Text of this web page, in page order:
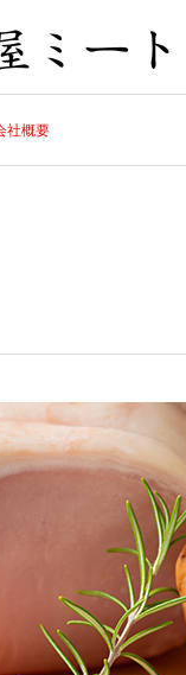
社概要